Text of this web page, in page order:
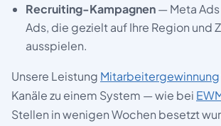
Recruiting-Kampagnen— Meta
Ads, die gezielt auf Ihre Region und
ausspielen.
Unsere Leistung Mitarbeitergewinnung
Kanäle zu einem System — wie bei
Stellen in wenigen Wochen besetzt